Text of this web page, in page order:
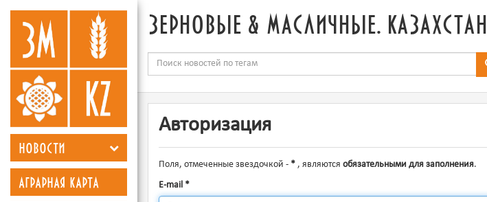
новости
аграрная карта
зерновые & масличные. казахстан
Авторизация
Поля, отмеченные звездочкой - * , являются обязательными для заполнения.
E-mail *